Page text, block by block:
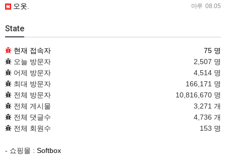
마루 08.05
오옷.
State
현재 접속자
75 명
오늘 방문자
2,507 명
어제 방문자
4,514 명
최대 방문자
166,171 명
전체 방문자
10,816,670 명
전체 게시물
3,271 개
전체 댓글수
4,736 개
전체 회원수
153 명
- 쇼핑몰 : Softbox